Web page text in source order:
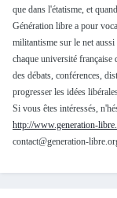
que dans l'étatisme, et
Génération libre a pour
militantisme sur le net
chaque université
des débats, conférences,
progresser les idées
Si vous êtes intéressés,
http://www.generation-
contact@generation-